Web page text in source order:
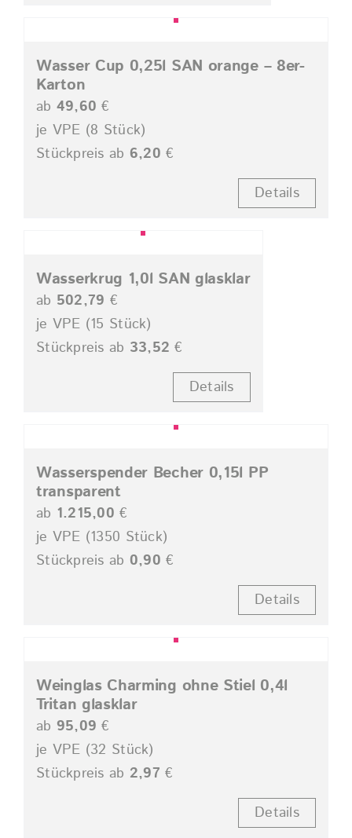
Wasser Cup 0,25l SAN orange – 8er-
Karton
ab 49,60 €
je VPE (8 Stück)
Stückpreis ab 6,20 €
Details
Wasserkrug 1,0l SAN glasklar
ab 502,79 €
je VPE (15 Stück)
Stückpreis ab 33,52 €
Details
Wasserspender Becher 0,15l PP
transparent
ab 1.215,00 €
je VPE (1350 Stück)
Stückpreis ab 0,90 €
Details
Weinglas Charming ohne Stiel 0,4l
Tritan glasklar
ab 95,09 €
je VPE (32 Stück)
Stückpreis ab 2,97 €
Details